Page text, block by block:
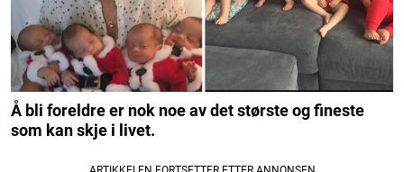
Å bli foreldre er nok noe av det største og fineste
som kan skje i livet.